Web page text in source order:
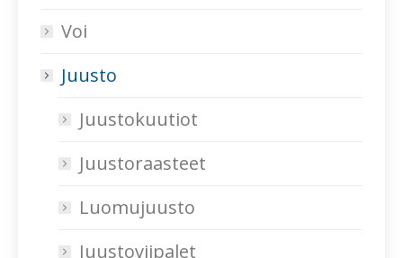
Voi
Juusto
Juustokuutiot
Juustoraasteet
Luomujuusto
Juustoviipalet